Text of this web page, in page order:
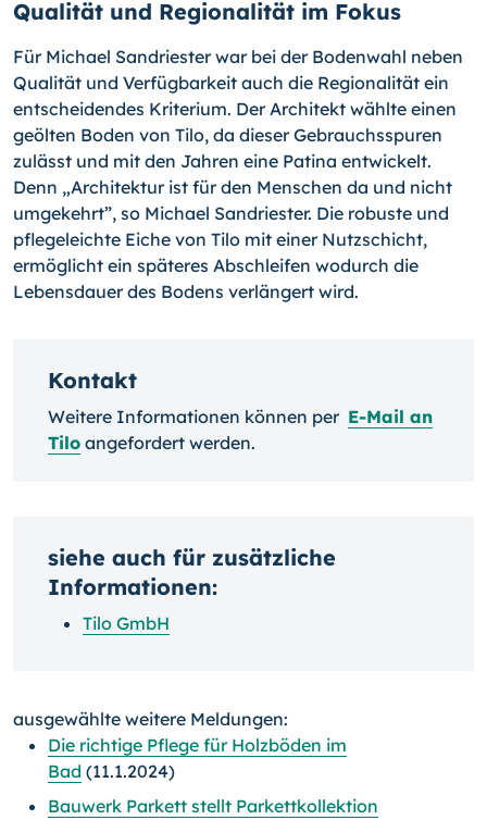
Qualität und Regionalität im Fokus
Für Michael Sandriester war bei der Bodenwahl neben
Qualität und Verfügbarkeit auch die Regionalität ein
entscheidendes Kriterium. Der Architekt wählte einen
geölten Boden von Tilo, da dieser Gebrauchsspuren
zulässt und mit den Jahren eine Patina entwickelt.
Denn „Architektur ist für den Menschen da und nicht
umgekehrt”, so Michael Sandriester. Die robuste und
pflegeleichte Eiche von Tilo mit einer Nutzschicht,
ermöglicht ein späteres Abschleifen wodurch die
Lebensdauer des Bodens verlängert wird.
Kontakt
Weitere Informationen können per E-Mail an
Tilo angefordert werden.
siehe auch für zusätzliche
Informationen:
Tilo GmbH
ausgewählte weitere Meldungen:
Die richtige Pflege für Holzböden im
Bad (11.1.2024)
Bauwerk Parkett stellt Parkettkollektion